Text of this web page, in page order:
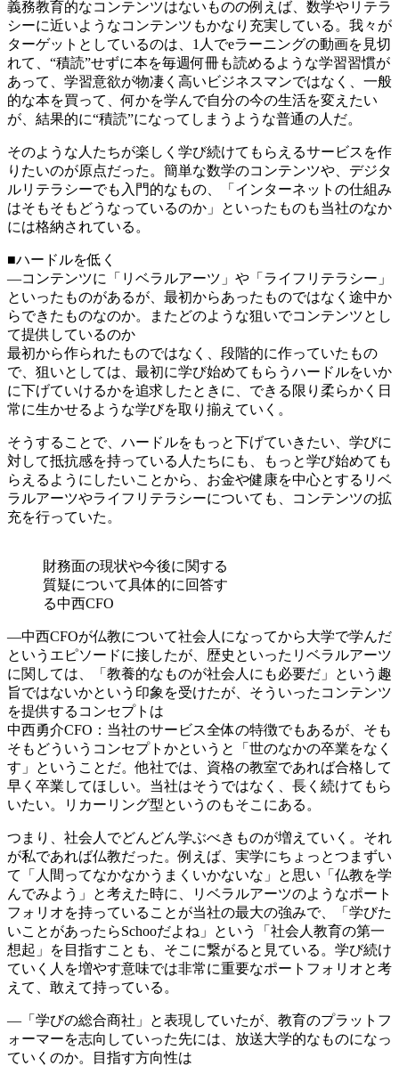
義務教育的なコンテンツはないものの例えば、数学やリテラ
シーに近いようなコンテンツもかなり充実している。我々が
ターゲットとしているのは、1人でeラーニングの動画を見切
れて、“積読”せずに本を毎週何冊も読めるような学習習慣が
あって、学習意欲が物凄く高いビジネスマンではなく、一般
的な本を買って、何かを学んで自分の今の生活を変えたい
が、結果的に“積読”になってしまうような普通の人だ。
そのような人たちが楽しく学び続けてもらえるサービスを作
りたいのが原点だった。簡単な数学のコンテンツや、デジタ
ルリテラシーでも入門的なもの、「インターネットの仕組み
はそもそもどうなっているのか」といったものも当社のなか
には格納されている。
■ハードルを低く
―コンテンツに「リベラルアーツ」や「ライフリテラシー」
といったものがあるが、最初からあったものではなく途中か
らできたものなのか。またどのような狙いでコンテンツとし
て提供しているのか
最初から作られたものではなく、段階的に作っていたもの
で、狙いとしては、最初に学び始めてもらうハードルをいか
に下げていけるかを追求したときに、できる限り柔らかく日
常に生かせるような学びを取り揃えていく。
そうすることで、ハードルをもっと下げていきたい、学びに
対して抵抗感を持っている人たちにも、もっと学び始めても
らえるようにしたいことから、お金や健康を中心とするリベ
ラルアーツやライフリテラシーについても、コンテンツの拡
充を行っていた。
財務面の現状や今後に関する
質疑について具体的に回答す
る中西CFO
―中西CFOが仏教について社会人になってから大学で学んだ
というエピソードに接したが、歴史といったリベラルアーツ
に関しては、「教養的なものが社会人にも必要だ」という趣
旨ではないかという印象を受けたが、そういったコンテンツ
を提供するコンセプトは
中西勇介CFO：当社のサービス全体の特徴でもあるが、そも
そもどういうコンセプトかというと「世のなかの卒業をなく
す」ということだ。他社では、資格の教室であれば合格して
早く卒業してほしい。当社はそうではなく、長く続けてもら
いたい。リカーリング型というのもそこにある。
つまり、社会人でどんどん学ぶべきものが増えていく。それ
が私であれば仏教だった。例えば、実学にちょっとつまずい
て「人間ってなかなかうまくいかないな」と思い「仏教を学
んでみよう」と考えた時に、リベラルアーツのようなポート
フォリオを持っていることが当社の最大の強みで、「学びた
いことがあったらSchooだよね」という「社会人教育の第一
想起」を目指すことも、そこに繋がると見ている。学び続け
ていく人を増やす意味では非常に重要なポートフォリオと考
えて、敢えて持っている。
―「学びの総合商社」と表現していたが、教育のプラットフ
ォーマーを志向していった先には、放送大学的なものになっ
ていくのか。目指す方向性は